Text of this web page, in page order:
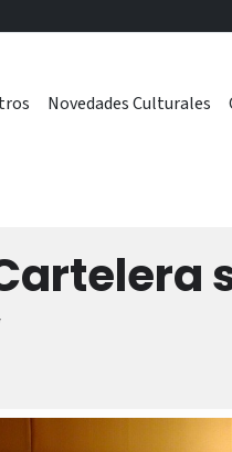
Novedades Culturales